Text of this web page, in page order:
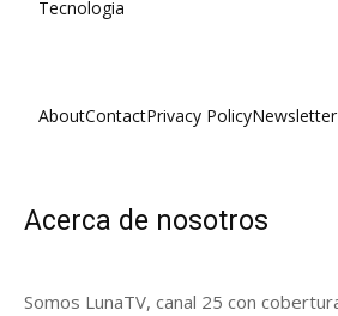
Tecnologia
AboutContactPrivacy PolicyNewsletter
Acerca de nosotros
Somos LunaTV, canal 25 con